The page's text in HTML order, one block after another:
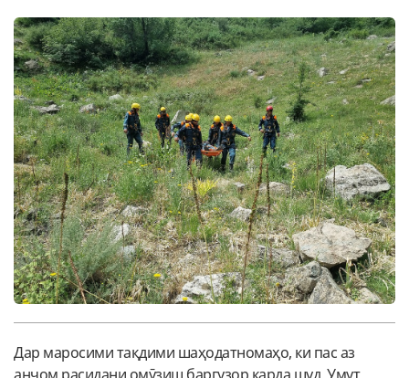
Дар маросими тақдими шаҳодатномаҳо, ки пас аз